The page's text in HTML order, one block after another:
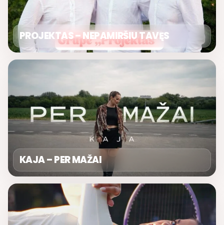
PROJEKTAS – NEPAMIRŠIU TAVĘS
KAJA – PER MAŽAI